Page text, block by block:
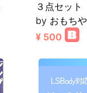
３点セッ
by おもち
¥ 500